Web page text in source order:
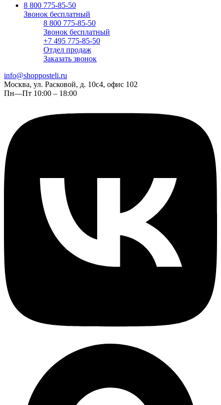
8 800 775-85-50
Звонок бесплатный
8 800 775-85-50
Звонок бесплатный
+7 495 775-85-50
Отдел продаж
Заказать звонок
info@shopposteli.ru
Москва, ул. Расковой, д. 10с4, офис 102
Пн—Пт 10:00 – 18:00